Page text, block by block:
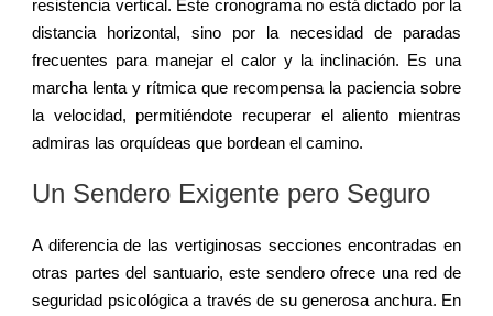
resistencia vertical. Este cronograma no está dictado por la
distancia horizontal, sino por la necesidad de paradas
frecuentes para manejar el calor y la inclinación. Es una
marcha lenta y rítmica que recompensa la paciencia sobre
la velocidad, permitiéndote recuperar el aliento mientras
admiras las orquídeas que bordean el camino.
Un Sendero Exigente pero Seguro
A diferencia de las vertiginosas secciones encontradas en
otras partes del santuario, este sendero ofrece una red de
seguridad psicológica a través de su generosa anchura. En